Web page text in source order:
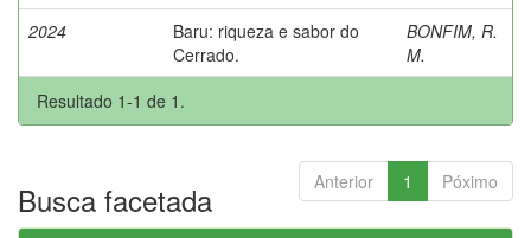
2024
Baru: riqueza e sabor do
Cerrado.
BONFIM, R.
M.
Resultado 1-1 de 1.
Anterior 1 Póximo
Busca facetada